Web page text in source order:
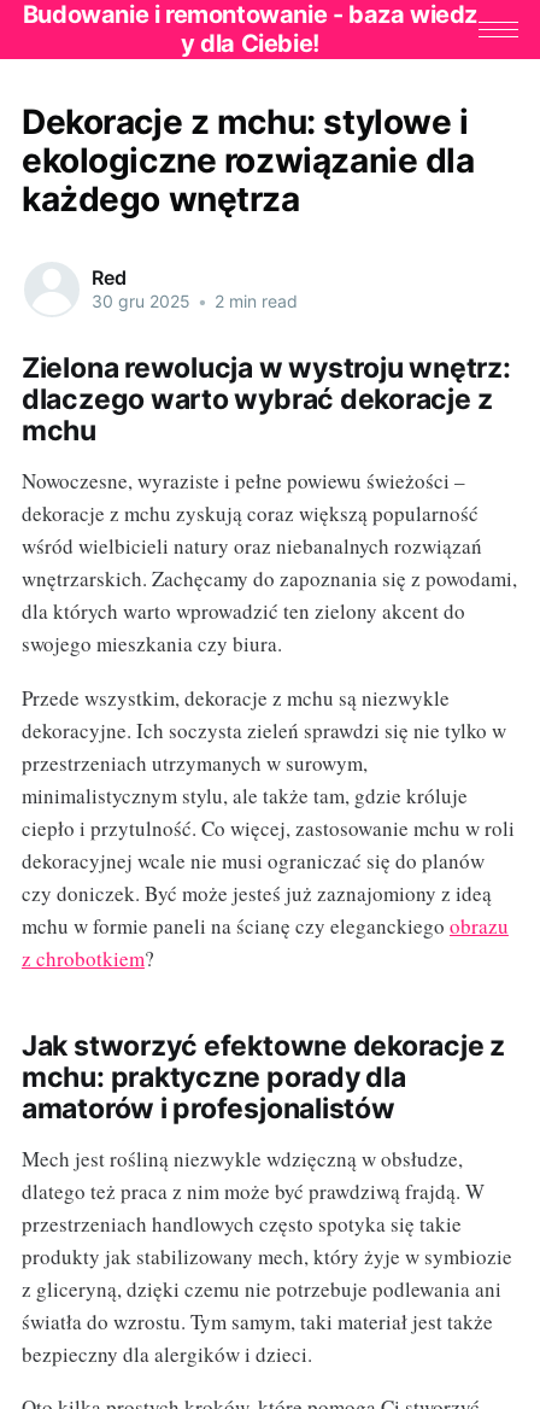
Budowanie i remontowanie - baza wiedz
y dla Ciebie!
Dekoracje z mchu: stylowe i
ekologiczne rozwiązanie dla
każdego wnętrza
Red
30 gru 2025 • 2 min read
Zielona rewolucja w wystroju wnętrz:
dlaczego warto wybrać dekoracje z
mchu
Nowoczesne, wyraziste i pełne powiewu świeżości –
dekoracje z mchu zyskują coraz większą popularność
wśród wielbicieli natury oraz niebanalnych rozwiązań
wnętrzarskich. Zachęcamy do zapoznania się z powodami,
dla których warto wprowadzić ten zielony akcent do
swojego mieszkania czy biura.
Przede wszystkim, dekoracje z mchu są niezwykle
dekoracyjne. Ich soczysta zieleń sprawdzi się nie tylko w
przestrzeniach utrzymanych w surowym,
minimalistycznym stylu, ale także tam, gdzie króluje
ciepło i przytulność. Co więcej, zastosowanie mchu w roli
dekoracyjnej wcale nie musi ograniczać się do planów
czy doniczek. Być może jesteś już zaznajomiony z ideą
mchu w formie paneli na ścianę czy eleganckiego obrazu
z chrobotkiem?
Jak stworzyć efektowne dekoracje z
mchu: praktyczne porady dla
amatorów i profesjonalistów
Mech jest rośliną niezwykle wdzięczną w obsłudze,
dlatego też praca z nim może być prawdziwą frajdą. W
przestrzeniach handlowych często spotyka się takie
produkty jak stabilizowany mech, który żyje w symbiozie
z gliceryną, dzięki czemu nie potrzebuje podlewania ani
światła do wzrostu. Tym samym, taki materiał jest także
bezpieczny dla alergików i dzieci.